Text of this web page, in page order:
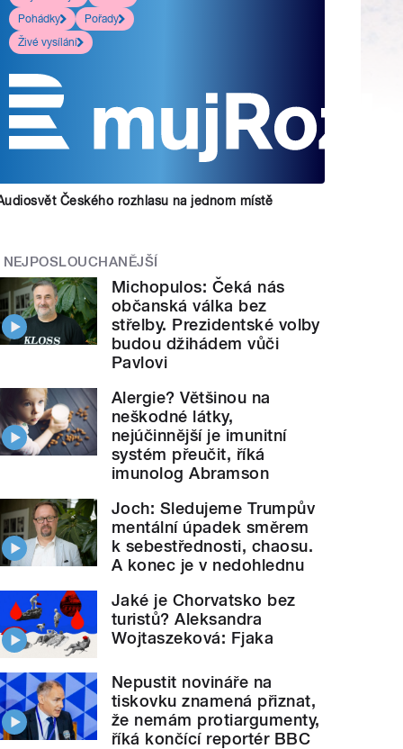
Pohádky
Pořady
Živé vysílání
Českého rozhlasu na jednom místě
NEJPOSLOUCHANĚJŠÍ
Michopulos: Čeká nás
občanská válka bez
střelby. Prezidentské volby
budou džihádem vůči
Pavlovi
Alergie? Většinou na
neškodné látky,
nejúčinnější je imunitní
systém přeučit, říká
imunolog Abramson
Joch: Sledujeme Trumpův
mentální úpadek směrem
k sebestřednosti, chaosu.
A konec je v nedohlednu
Jaké je Chorvatsko bez
turistů? Aleksandra
Wojtaszeková: Fjaka
Nepustit novináře na
tiskovku znamená přiznat,
že nemám protiargumenty,
říká končící reportér BBC